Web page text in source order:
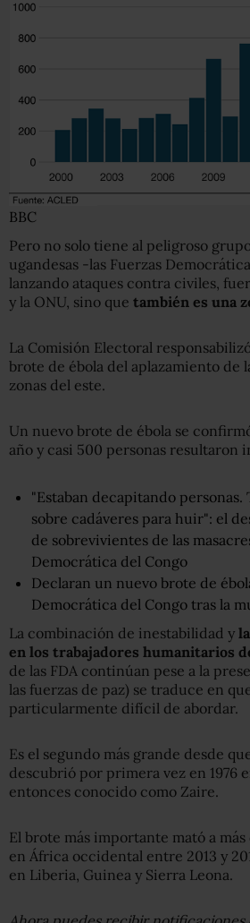
BBC
Pero no solo tiene al peligroso
ugandesas -las Fuerzas
lanzando ataques contra civiles,
y la ONU, sino que también es una
La Comisión Electoral
brote de ébola del aplazamiento de
zonas del este.
Un nuevo brote de ébola se
año y casi 500 personas resultaron
"Estaban decapitando
sobre cadáveres para huir": el
de sobrevivientes de las
Democrática del Congo
Declaran un nuevo brote de
Democrática del Congo tras la
La combinación de inestabilidad y la
en los trabajadores humanitarios
de las FDA continúan pese a la
las fuerzas de paz) se traduce en
particularmente difícil de abordar.
Es el segundo más grande desde
descubrió por primera vez en 1976
entonces conocido como Zaire.
El brote más importante mató a más
en África occidental entre 2013 y
en Liberia, Guinea y Sierra Leona.